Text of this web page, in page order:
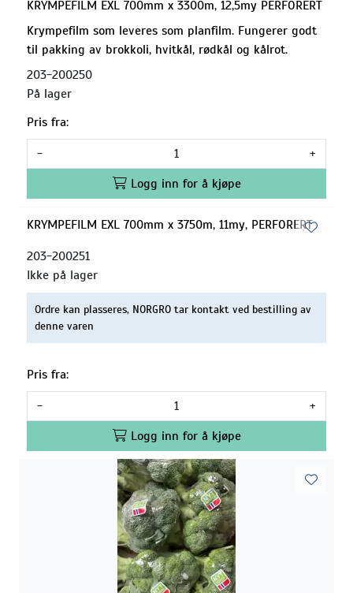
KRYMPEFILM EXL 700mm x 3300m, 12,5my PERFORERT
Krympefilm som leveres som planfilm. Fungerer godt
til pakking av brokkoli, hvitkål, rødkål og kålrot.
203-200250
På lager
Pris fra:
-
+
Logg inn for å kjøpe
KRYMPEFILM EXL 700mm x 3750m, 11my, PERFORERT
203-200251
Ikke på lager
Ordre kan plasseres, NORGRO tar kontakt ved bestilling av
denne varen
Pris fra:
-
+
Logg inn for å kjøpe